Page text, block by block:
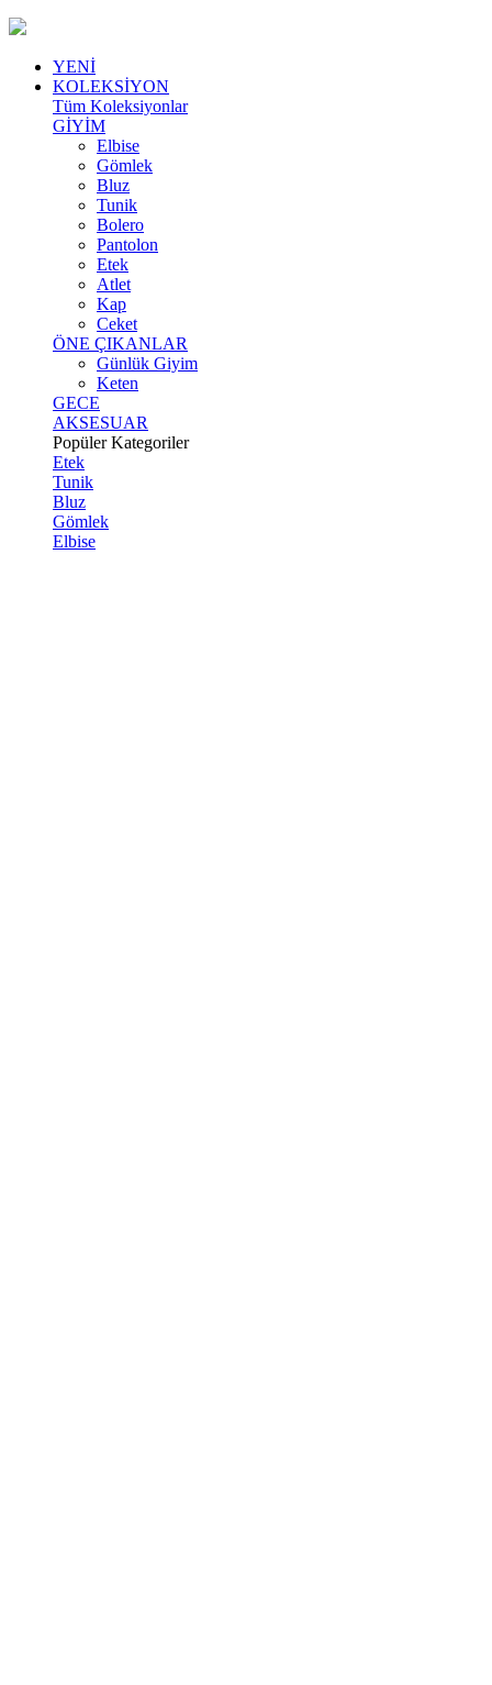
YENİ
KOLEKSİYON
Tüm Koleksiyonlar
GİYİM
Elbise
Gömlek
Bluz
Tunik
Bolero
Pantolon
Etek
Atlet
Kap
Ceket
ÖNE ÇIKANLAR
Günlük Giyim
Keten
GECE
AKSESUAR
Popüler Kategoriler
Etek
Tunik
Bluz
Gömlek
Elbise